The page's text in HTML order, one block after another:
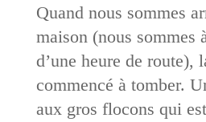
Quand nous sommes
maison (nous sommes
d’une heure de route),
commencé à tomber.
aux gros flocons qui